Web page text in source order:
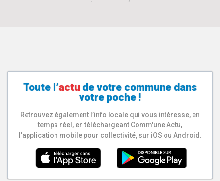
Toute l’actu de votre commune dans
votre poche !
Retrouvez également l’info locale qui vous intéresse, en
temps réel, en téléchargeant Comm'une Actu,
l’application mobile pour collectivité, sur iOS ou Android.